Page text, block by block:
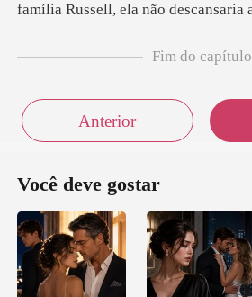
família Russell, ela
Fim do capítulo
Anterior
Você deve gostar